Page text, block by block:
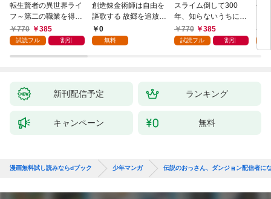
転生賢者の異世界ライ
フ～第二の職業を得
て、世界最強になりま
した～ 1巻
770 385
試読フル 割引
創造錬金術師は自由を
謳歌する 故郷を追放さ
れたら、魔王のお膝元
で超絶効果のマジック
0
無料
スライム倒して300
年、知らないうちにレ
ベルMAXになってまし
た 1巻
770 385
試読フル 割引
信
新刊配信予定 ランキング
キャンペーン 無料
漫画無料試し読みならdブック 少年マンガ 伝説のおっさん、ダンジョン配信者に